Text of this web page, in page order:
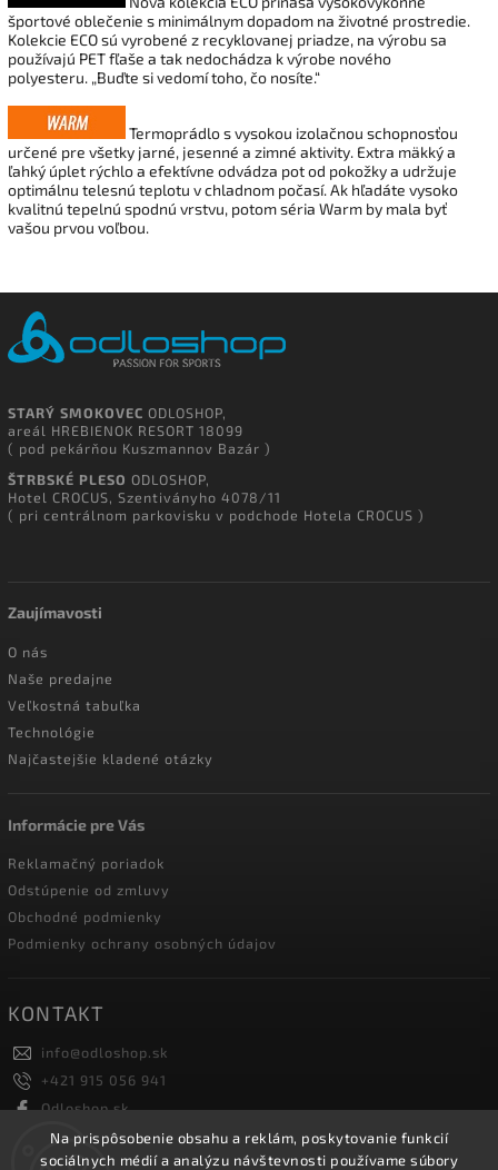
Na prispôsobenie obsahu a reklám, poskytovanie funkcií
sociálnych médií a analýzu návštevnosti používame súbory
športové oblečenie s minimálnym dopadom na životné prostredie.
Kolekcie ECO sú vyrobené z recyklovanej priadze, na výrobu sa
používajú PET fľaše a tak nedochádza k výrobe nového
polyesteru. „Buďte si vedomí toho, čo nosíte.“
Termoprádlo s vysokou izolačnou schopnosťou
určené pre všetky jarné, jesenné a zimné aktivity. Extra mäkký a
ľahký úplet rýchlo a efektívne odvádza pot od pokožky a udržuje
optimálnu telesnú teplotu v chladnom počasí. Ak hľadáte vysoko
kvalitnú tepelnú spodnú vrstvu, potom séria Warm by mala byť
vašou prvou voľbou.
STARÝ SMOKOVEC ODLOSHOP,
areál HREBIENOK RESORT 18099
( pod pekárňou Kuszmannov Bazár )
ŠTRBSKÉ PLESO ODLOSHOP,
Hotel CROCUS, Szentiványho 4078/11
( pri centrálnom parkovisku v podchode Hotela CROCUS )
Zaujímavosti
O nás
Naše predajne
Veľkostná tabuľka
Technológie
Najčastejšie kladené otázky
Informácie pre Vás
Reklamačný poriadok
Odstúpenie od zmluvy
Obchodné podmienky
Podmienky ochrany osobných údajov
KONTAKT
info@odloshop.sk
+421 915 056 941
Odloshop.sk
odloshoppremiumsportfashion